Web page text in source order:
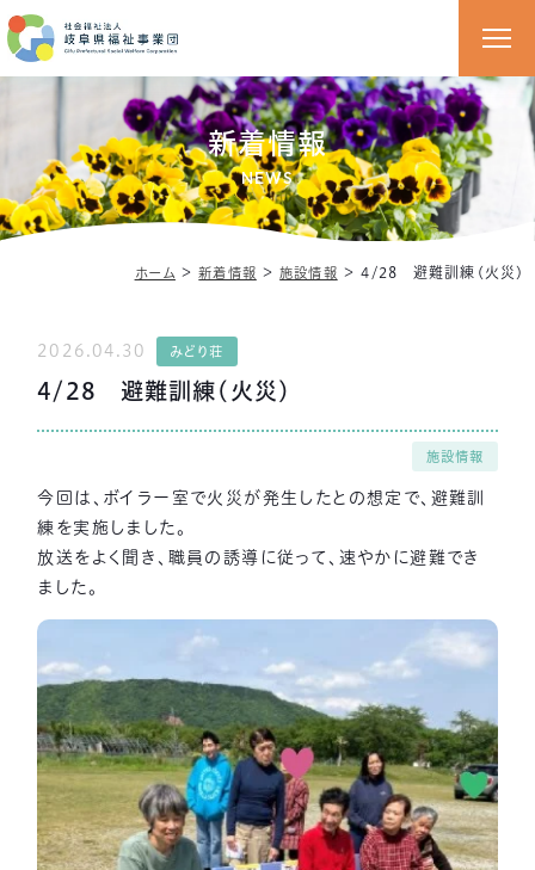
新着情報
NEWS
ホーム ＞新着情報 ＞施設情報 ＞4/28 避難訓練(火災)
2026.04.30 みどり荘
4/28 避難訓練(火災)
施設情報
今回は、ボイラー室で火災が発生したとの想定で、避難訓
練を実施しました。
放送をよく聞き、職員の誘導に従って、速やかに避難でき
ました。